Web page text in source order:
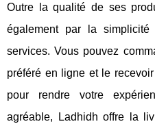
Outre la qualité de ses
également par la
services. Vous pouvez
préféré en ligne et le
pour rendre votre
agréable, Ladhidh offre la